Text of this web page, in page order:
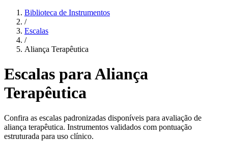
Biblioteca de Instrumentos
/
Escalas
/
Aliança Terapêutica
Escalas para Aliança
Terapêutica
Confira as escalas padronizadas disponíveis para avaliação de
aliança terapêutica. Instrumentos validados com pontuação
estruturada para uso clínico.